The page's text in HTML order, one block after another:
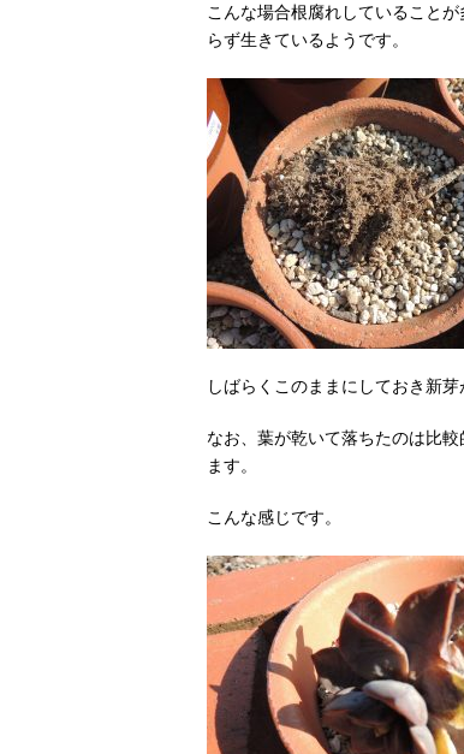
こんな場合根腐れしていること
らず生きているようです。
しばらくこのままにしておき新
なお、葉が乾いて落ちたのは比
ます。
こんな感じです。